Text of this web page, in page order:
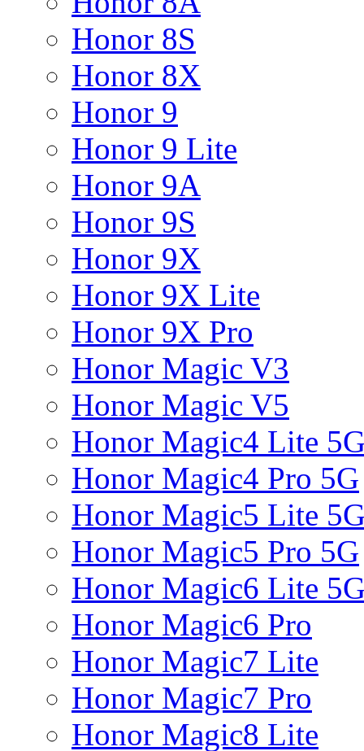
Honor 8S
Honor 8X
Honor 9
Honor 9 Lite
Honor 9A
Honor 9S
Honor 9X
Honor 9X Lite
Honor 9X Pro
Honor Magic V3
Honor Magic V5
Honor Magic4 Lite
Honor Magic4 Pro 5G
Honor Magic5 Lite
Honor Magic5 Pro 5G
Honor Magic6 Lite
Honor Magic6 Pro
Honor Magic7 Lite
Honor Magic7 Pro
Honor Magic8 Lite